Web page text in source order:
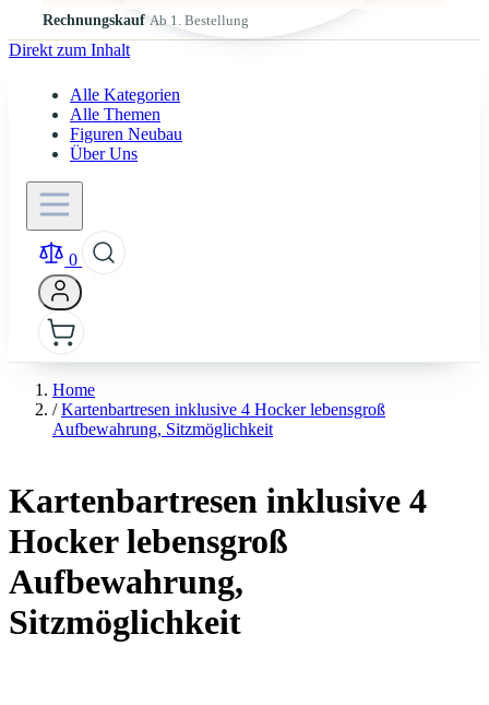
Rechnungskauf Ab 1. Bestellung
Direkt zum Inhalt
Alle Kategorien
Alle Themen
Figuren Neubau
Über Uns
0
Home
/ Kartenbartresen inklusive 4 Hocker lebensgroß
Aufbewahrung, Sitzmöglichkeit
Kartenbartresen inklusive 4
Hocker lebensgroß
Aufbewahrung,
Sitzmöglichkeit